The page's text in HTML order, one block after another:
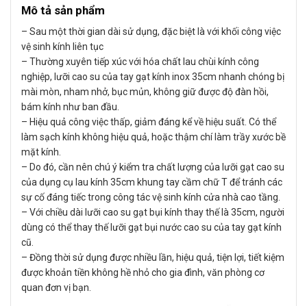
Mô tả sản phẩm
– Sau một thời gian dài sử dụng, đặc biệt là với khối công việc
vệ sinh kính liên tục
– Thường xuyên tiếp xúc với hóa chất lau chùi kính công
nghiệp, lưỡi cao su của tay gạt kính inox 35cm nhanh chóng bị
mài mòn, nham nhở, bục mủn, không giữ được độ đàn hồi,
bám kính như ban đầu.
– Hiệu quả công việc thấp, giảm đáng kể về hiệu suất. Có thể
làm sạch kính không hiệu quả, hoặc thậm chí làm trầy xước bề
mặt kính.
– Do đó, cần nên chú ý kiểm tra chất lượng của lưỡi gạt cao su
của dụng cụ lau kính 35cm khung tay cầm chữ T để tránh các
sự cố đáng tiếc trong công tác vệ sinh kính cửa nhà cao tầng.
– Với chiều dài lưỡi cao su gạt bụi kính thay thế là 35cm, người
dùng có thể thay thế lưỡi gạt bụi nước cao su của tay gạt kính
cũ.
– Đồng thời sử dụng được nhiều lần, hiệu quả, tiện lợi, tiết kiệm
được khoản tiền không hề nhỏ cho gia đình, văn phòng cơ
quan đơn vị bạn.